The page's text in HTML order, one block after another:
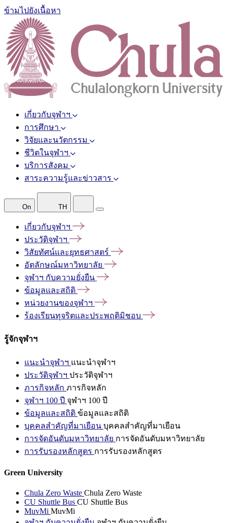
ข้ามไปยังเนื้อหา
เกี่ยวกับจุฬาฯ
การศึกษา
วิจัยและนวัตกรรม
ชีวิตในจุฬาฯ
บริการสังคม
สาระความรู้และข่าวสาร
On TH
เกี่ยวกับจุฬาฯ
ประวัติจุฬาฯ
วิสัยทัศน์และยุทธศาสตร์
อัตลักษณ์มหาวิทยาลัย
จุฬาฯ กับความยั่งยืน
ข้อมูลและสถิติ
หน่วยงานของจุฬาฯ
ร้องเรียนทุจริตและประพฤติมิชอบ
รู้จักจุฬาฯ
แนะนำจุฬาฯ แนะนำจุฬาฯ
ประวัติจุฬาฯ ประวัติจุฬาฯ
ภารกิจหลัก ภารกิจหลัก
จุฬาฯ 100 ปี จุฬาฯ 100 ปี
ข้อมูลและสถิติ ข้อมูลและสถิติ
บุคคลสำคัญที่มาเยือน บุคคลสำคัญที่มาเยือน
การจัดอันดับมหาวิทยาลัย การจัดอันดับมหาวิทยาลัย
การรับรองหลักสูตร การรับรองหลักสูตร
Green University
Chula Zero Waste Chula Zero Waste
CU Shuttle Bus CU Shuttle Bus
MuvMi MuvMi